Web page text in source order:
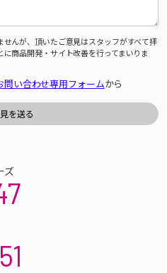
んが、頂いたご意見はスタッフがすべて拝
商品開発・サイト改善を行ってまいりま
問い合わせ専用フォームから
ズ